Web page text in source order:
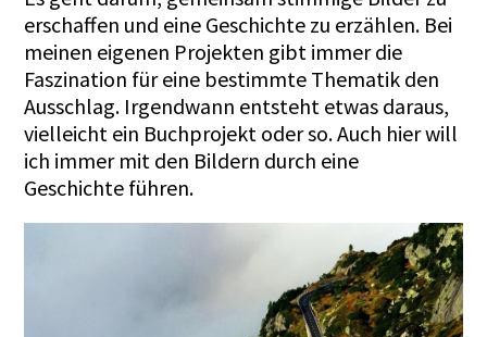
erschaffen und eine Geschichte zu erzählen. Bei
meinen eigenen Projekten gibt immer die
Faszination für eine bestimmte Thematik den
Ausschlag. Irgendwann entsteht etwas daraus,
vielleicht ein Buchprojekt oder so. Auch hier will
ich immer mit den Bildern durch eine
Geschichte führen.